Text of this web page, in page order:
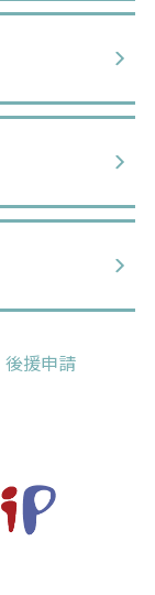
後援申請